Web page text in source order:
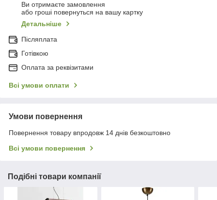
Ви отримаєте замовлення
або гроші повернуться на вашу картку
Детальніше
Післяплата
Готівкою
Оплата за реквізитами
Всі умови оплати
Умови повернення
Повернення товару впродовж 14 днів безкоштовно
Всі умови повернення
Подібні товари компанії